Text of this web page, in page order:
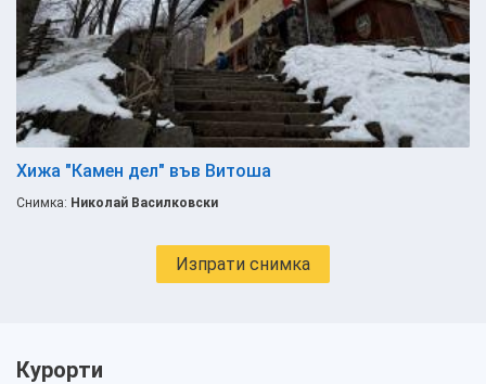
Хижа "Камен дел" във Витоша
Снимка: Николай Василковски
Изпрати снимка
Курорти